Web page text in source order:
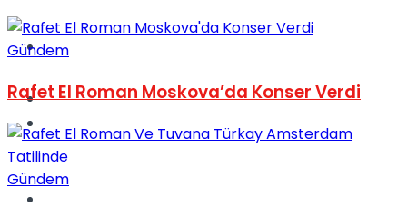
TV
Sinema
Tatil
Gündem
Rafet El Roman Moskova’da Konser Verdi
Gündem